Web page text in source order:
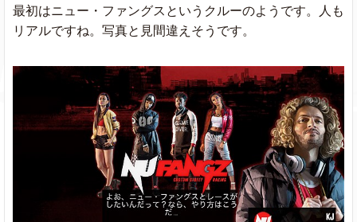
最初はニュー・ファングスというクルーのようです。人も
リアルですね。写真と見間違えそうです。